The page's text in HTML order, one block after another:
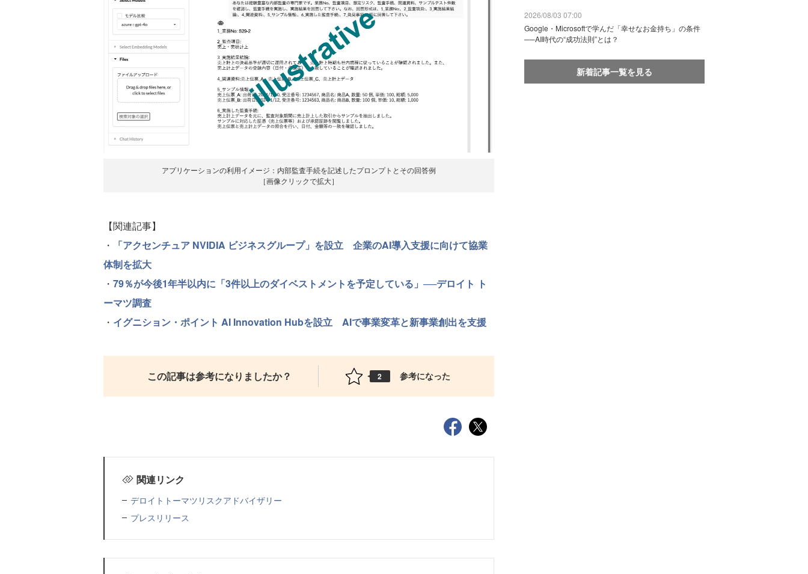
アプリケーションの利用イメージ：内部監査手続を記述したプロンプトとその回答例
［画像クリックで拡大］
【関連記事】
・
「アクセンチュア NVIDIA ビジネスグループ」を設立 企業のAI導入支援に向けて協業
体制を拡大
・ 79％が今後1年半以内に「3件以上のダイベストメントを予定している」──デロイト ト
ーマツ調査
・ イグニション・ポイント AI Innovation Hubを設立 AIで事業変革と新事業創出を支援
この記事は参考になりましたか？ 2 参考になった
関連リンク
デロイトトーマツリスクアドバイザリー
プレスリリース
2026/08/03 07:00
Google・Microsoftで学んだ「幸せなお金持ち」の条件
──AI時代の“成功法則”とは？
新着記事一覧を見る